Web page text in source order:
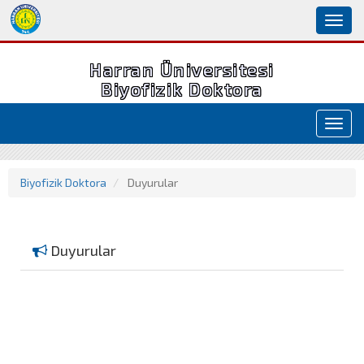
Harran Üniversitesi
Biyofizik Doktora
Biyofizik Doktora Duyurular
Duyurular